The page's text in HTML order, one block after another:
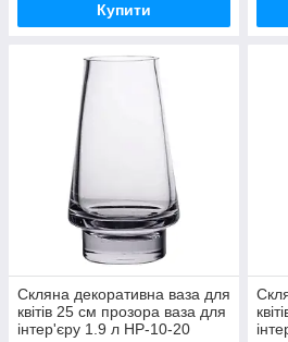
Купити
Скляна декоративна ваза для
квітів 25 см прозора ваза для
інтер'єру 1.9 л HP-10-20